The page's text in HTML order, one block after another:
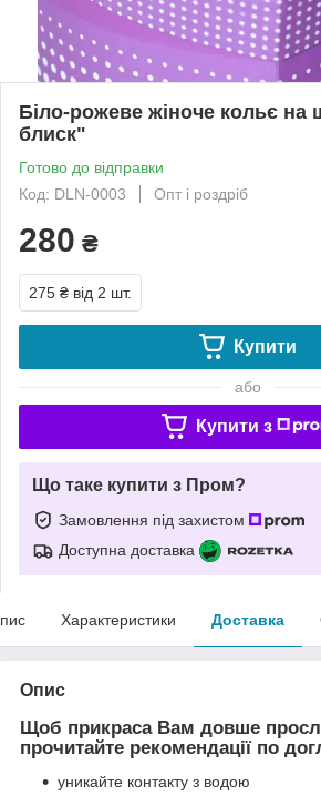
Біло-рожеве жіноче кольє
блиск"
Готово до відправки
Код: DLN-0003
Опт і роздріб
280 ₴
275 ₴ від 2 шт.
Купити
або
Купити з
Що таке купити з Пром?
Замовлення під захистом
Доступна доставка
Характеристики Доставка
Опис
Щоб прикраса Вам довше
прочитайте рекомендації по
уникайте контакту з водою